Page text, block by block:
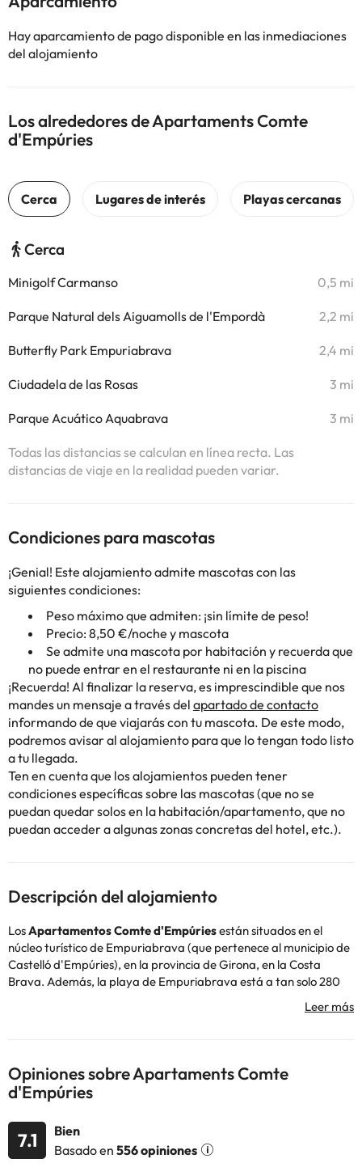
Hay aparcamiento de pago disponible en las inmediaciones
del alojamiento
Los alrededores de Apartaments Comte
d'Empúries
Cerca
Minigolf Carmanso 0,5 mi
Parque Natural dels Aiguamolls de l'Empordà 2,2 mi
Butterfly Park Empuriabrava 2,4 mi
Ciudadela de las Rosas 3 mi
Parque Acuático Aquabrava 3 mi
Todas las distancias se calculan en línea recta. Las
distancias de viaje en la realidad pueden variar.
Condiciones para mascotas
¡Genial! Este alojamiento admite mascotas con las
siguientes condiciones:
Peso máximo que admiten: ¡sin límite de peso!
Precio: 8,50 €/noche y mascota
Se admite una mascota por habitación y recuerda que
no puede entrar en el restaurante ni en la piscina
¡Recuerda! Al finalizar la reserva, es imprescindible que nos
mandes un mensaje a través del apartado de contacto
informando de que viajarás con tu mascota. De este modo,
podremos avisar al alojamiento para que lo tengan todo listo
a tu llegada.
Ten en cuenta que los alojamientos pueden tener
condiciones específicas sobre las mascotas (que no se
puedan quedar solos en la habitación/apartamento, que no
puedan acceder a algunas zonas concretas del hotel, etc.).
Descripción del alojamiento
LosApartamentos Comte d'Empúriesestán situados en el
núcleo turístico de Empuriabrava (que pertenece al municipio de
Castelló d'Empúries), en la provincia de Girona, en la Costa
Brava. Además, la playa de Empuriabrava está a tan solo 280
El complejo de apartamentos cuenta con una recepción 24 horas.
Además, tiene una terraza y jardín y también encontrarás 4
piscinas al aire libre para poder darte un chapuzón y broncearte
junto a unas tumbonas ¡genial!
Apartamento de 1 dormitorio (de 1 a 4 plazas):
1 habitación con dos camas individuales, en el salón-comedor
Opiniones sobre Apartaments Comte
d'Empúries
7.1
Bien
Basado en 556 opiniones